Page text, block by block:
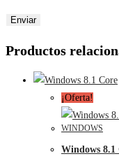
Productos
¡Oferta!
WINDOWS
Windows 8.1